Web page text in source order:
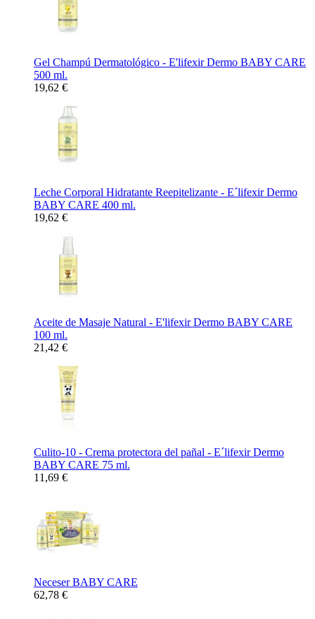
Gel Champú Dermatológico - E'lifexir Dermo BABY CARE
500 ml.
19,62 €
Leche Corporal Hidratante Reepitelizante - E´lifexir Dermo
BABY CARE 400 ml.
19,62 €
Aceite de Masaje Natural - E'lifexir Dermo BABY CARE
100 ml.
21,42 €
Culito-10 - Crema protectora del pañal - E´lifexir Dermo
BABY CARE 75 ml.
11,69 €
Neceser BABY CARE
62,78 €